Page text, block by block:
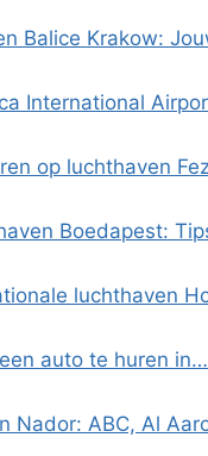
Balice Krakow:
International
op luchthaven
Boedapest:
luchthaven
auto te huren in…
Nador: ABC, Al